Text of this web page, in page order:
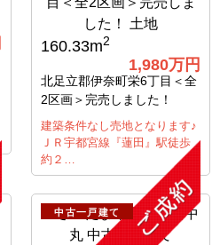
160.33m2
1,980万円
北足立郡伊奈町栄6丁目＜全
2区画＞完売しました！
建築条件なし売地となります♪
ＪＲ宇都宮線『蓮田』駅徒歩
約２…
中古一戸建て